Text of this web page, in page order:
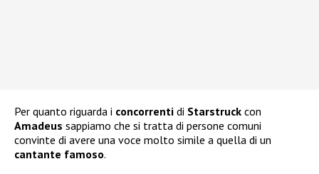
Per quanto riguarda i concorrenti di Starstruck con
Amadeus sappiamo che si tratta di persone comuni
convinte di avere una voce molto simile a quella di un
cantante famoso.